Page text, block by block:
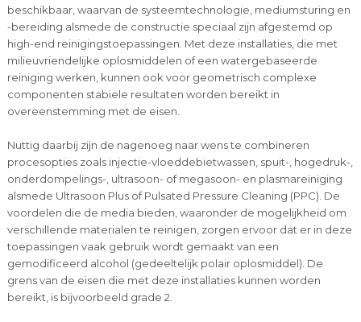
beschikbaar, waarvan de systeemtechnologie, mediumsturing en
-bereiding alsmede de constructie speciaal zijn afgestemd op
high-end reinigingstoepassingen. Met deze installaties, die met
milieuvriendelijke oplosmiddelen of een watergebaseerde
reiniging werken, kunnen ook voor geometrisch complexe
componenten stabiele resultaten worden bereikt in
overeenstemming met de eisen.
Nuttig daarbij zijn de nagenoeg naar wens te combineren
procesopties zoals injectie-vloeddebietwassen, spuit-, hogedruk-,
onderdompelings-, ultrasoon- of megasoon- en plasmareiniging
alsmede Ultrasoon Plus of Pulsated Pressure Cleaning (PPC). De
voordelen die de media bieden, waaronder de mogelijkheid om
verschillende materialen te reinigen, zorgen ervoor dat er in deze
toepassingen vaak gebruik wordt gemaakt van een
gemodificeerd alcohol (gedeeltelijk polair oplosmiddel). De
grens van de eisen die met deze installaties kunnen worden
bereikt, is bijvoorbeeld grade 2.